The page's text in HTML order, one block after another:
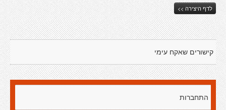
לדף היצירה >>
קישורים שאקח עימי
התחברות